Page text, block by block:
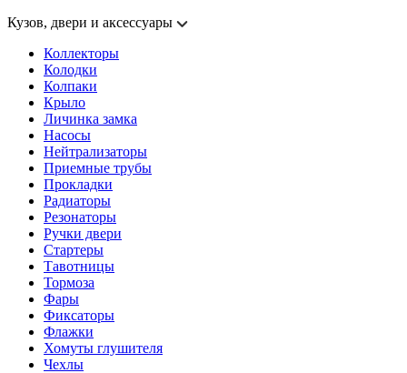
Кузов, двери и аксессуары
Коллекторы
Колодки
Колпаки
Крыло
Личинка замка
Насосы
Нейтрализаторы
Приемные трубы
Прокладки
Радиаторы
Резонаторы
Ручки двери
Стартеры
Тавотницы
Тормоза
Фары
Фиксаторы
Флажки
Хомуты глушителя
Чехлы